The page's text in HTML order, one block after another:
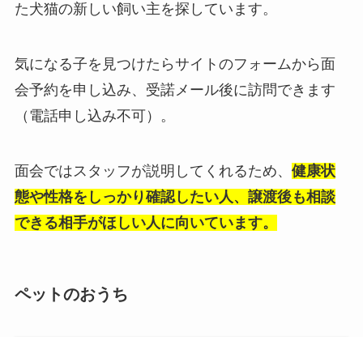
た犬猫の新しい飼い主を探しています。
気になる子を見つけたらサイトのフォームから面
会予約を申し込み、受諾メール後に訪問できます
（電話申し込み不可）。
面会ではスタッフが説明してくれるため、 健康状
態や性格をしっかり確認したい人、譲渡後も相談
できる相手がほしい人に向いています。
ペットのおうち